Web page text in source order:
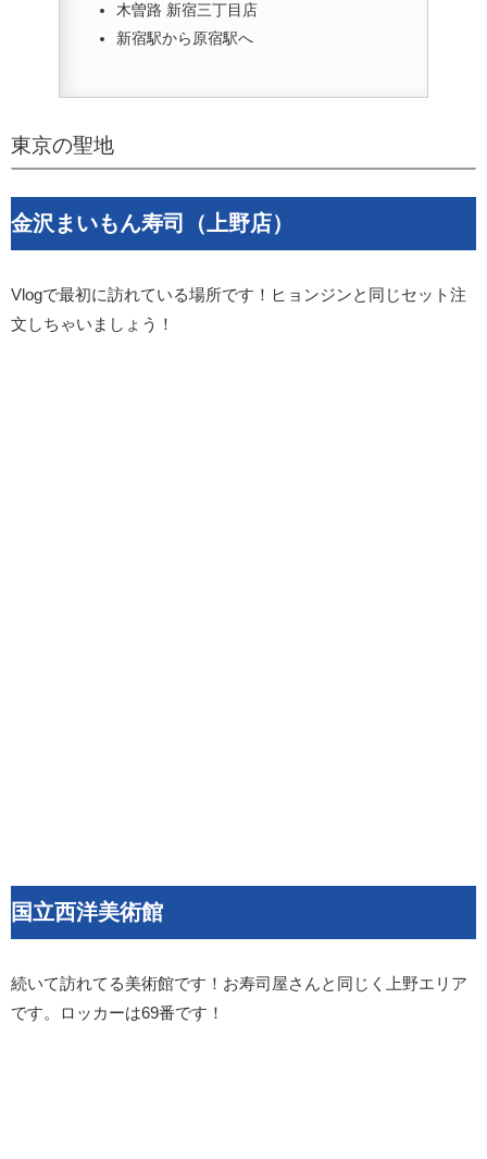
木曽路 新宿三丁目店
新宿駅から原宿駅へ
東京の聖地
金沢まいもん寿司（上野店）
Vlogで最初に訪れている場所です！ヒョンジンと同じセット注
文しちゃいましょう！
国立西洋美術館
続いて訪れてる美術館です！お寿司屋さんと同じく上野エリア
です。ロッカーは69番です！